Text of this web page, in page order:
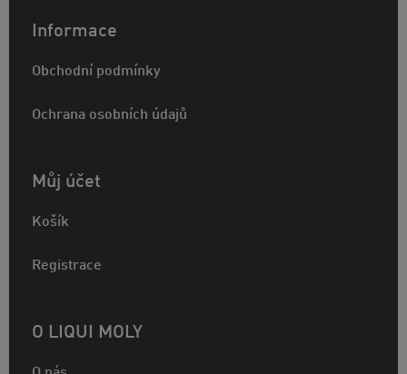
Informace
Obchodní podmínky
Ochrana osobních údajů
Můj účet
Košík
Registrace
O LIQUI MOLY